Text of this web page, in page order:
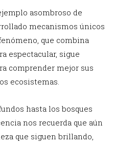
asombroso de
mecanismos únicos
que combina
espectacular, sigue
comprender mejor sus
ecosistemas.
hasta los bosques
nos recuerda que aún
que siguen brillando,